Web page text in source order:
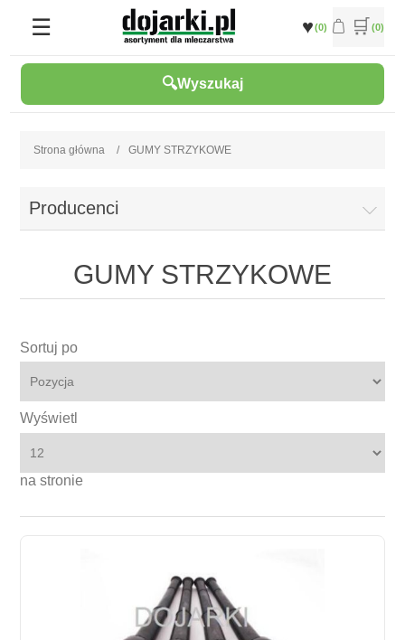
(0) (0)
Wyszukaj
Strona główna / GUMY STRZYKOWE
Producenci
GUMY STRZYKOWE
Sortuj po
Wyświetl
na stronie